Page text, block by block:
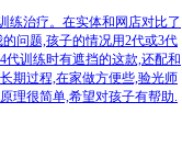
练治疗。在实体和网店对比了
问题,孩子的情况用2代或3代
训练时有遮挡的这款,还配和
期过程,在家做方便些,验光师
理很简单,希望对孩子有帮助.